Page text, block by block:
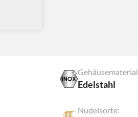
Gehäusematerial
Edelstahl
Nudelsorte: